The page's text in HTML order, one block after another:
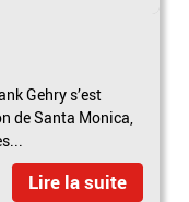
Gehry s’est
de Santa Monica,
Lire la suite